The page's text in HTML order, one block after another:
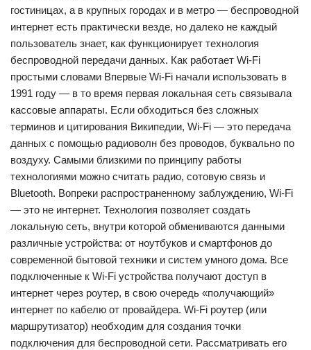
гостиницах, а в крупных городах и в метро — беспроводной
интернет есть практически везде, но далеко не каждый
пользователь знает, как функционирует технология
беспроводной передачи данных. Как работает Wi-Fi
простыми словами Впервые Wi-Fi начали использовать в
1991 году — в то время первая локальная сеть связывала
кассовые аппараты. Если обходиться без сложных
терминов и цитирования Википедии, Wi-Fi — это передача
данных с помощью радиоволн без проводов, буквально по
воздуху. Самыми близкими по принципу работы
технологиями можно считать радио, сотовую связь и
Bluetooth. Вопреки распространенному заблуждению, Wi-Fi
— это не интернет. Технология позволяет создать
локальную сеть, внутри которой обмениваются данными
различные устройства: от ноутбуков и смартфонов до
современной бытовой техники и систем умного дома. Все
подключенные к Wi-Fi устройства получают доступ в
интернет через роутер, в свою очередь «получающий»
интернет по кабелю от провайдера. Wi-Fi роутер (или
маршрутизатор) необходим для создания точки
подключения для беспроводной сети. Рассматривать его